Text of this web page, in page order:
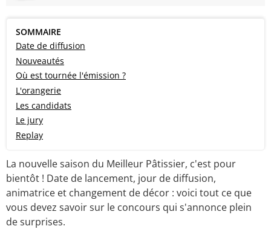
SOMMAIRE
Date de diffusion
Nouveautés
Où est tournée l'émission ?
L'orangerie
Les candidats
Le jury
Replay
La nouvelle saison du Meilleur Pâtissier, c'est pour
bientôt ! Date de lancement, jour de diffusion,
animatrice et changement de décor : voici tout ce que
vous devez savoir sur le concours qui s'annonce plein
de surprises.